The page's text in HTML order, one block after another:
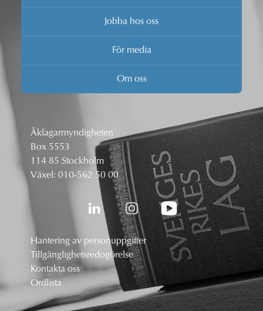
Jobba hos oss
För media
Om oss
Åklagarmyndigheten
Box 5553
114 85 Stockholm
Växel: 010-562 50 00
Hantering av personuppgifter
Tillgänglighetsredogörelse
Kontakta oss
Ordlista